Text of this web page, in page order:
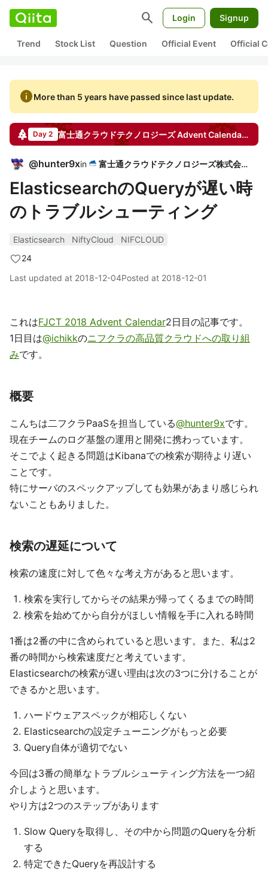
search Login Signup
Trend Stock List Question Official Event Official
infoMore than 5 years have passed since last update.
Day 2 富士通クラウドテクノロジーズAdvent Calendar 2018
@hunter9xin 富士通クラウドテクノロジーズ株式会社
ElasticsearchのQueryが遅い時
のトラブルシューティング
Elasticsearch NiftyCloud
NIFCLOUD
24
Last updated at 2018-12-04Posted at 2018-12-01
これはFJCT 2018 Advent Calendar2日目の記事です。
1日目は@ichikkのニフクラの高品質クラウドへの取り組
みです。
概要
こんちは二フクラPaaSを担当している@hunter9xです。
現在チームのログ基盤の運用と開発に携わっています。
そこでよく起きる問題はKibanaでの検索が期待より遅い
ことです。
特にサーバのスペックアップしても効果があまり感じられ
ないこともありました。
検索の遅延について
検索の速度に対して色々な考え方があると思います。
検索を実行してからその結果が帰ってくるまでの時間
検索を始めてから自分がほしい情報を手に入れる時間
1番は2番の中に含められていると思います。また、私は2
番の時間から検索速度だと考えています。
Elasticsearchの検索が遅い理由は次の3つに分けることが
できるかと思います。
ハードウェアスペックが相応しくない
Elasticsearchの設定チューニングがもっと必要
Query自体が適切でない
今回は3番の簡単なトラブルシューティング方法を一つ紹
介しようと思います。
やり方は2つのステップがあります
Slow Queryを取得し、その中から問題のQueryを分析
する
特定できたQueryを再設計する